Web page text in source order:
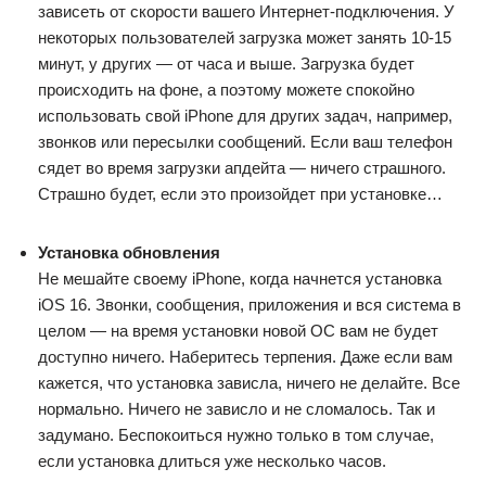
зависеть от скорости вашего Интернет-подключения. У
некоторых пользователей загрузка может занять 10-15
минут, у других — от часа и выше. Загрузка будет
происходить на фоне, а поэтому можете спокойно
использовать свой iPhone для других задач, например,
звонков или пересылки сообщений. Если ваш телефон
сядет во время загрузки апдейта — ничего страшного.
Страшно будет, если это произойдет при установке…
Установка обновления
Не мешайте своему iPhone, когда начнется установка
iOS 16. Звонки, сообщения, приложения и вся система в
целом — на время установки новой ОС вам не будет
доступно ничего. Наберитесь терпения. Даже если вам
кажется, что установка зависла, ничего не делайте. Все
нормально. Ничего не зависло и не сломалось. Так и
задумано. Беспокоиться нужно только в том случае,
если установка длиться уже несколько часов.